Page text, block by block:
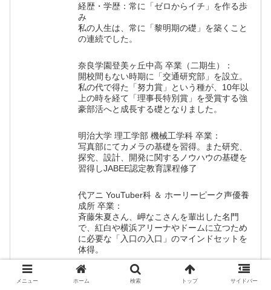
経歴・学歴：常に「ゼロからイチ」を作る歩
み
私の人生は、常に「黎明期の礎」を築くこと
の連続でした。
奈良学園登美ヶ丘中高 卒業（二期生）：
開校間もない時期に「交通研究部」を設立。
私の代で得た「努力賞」という種が、10年以
上の時を経て「理事長特別賞」を受賞する強
豪部活へと成長する礎となりました。
明治大学 理工学部 機械工学科 卒業：
写真部にてカメラの基礎を習得。また研究、
探究、設計、開発に関するノウハウの基礎を
習得しJABEE認定教育課程修了
代アニ YouTuber科 ＆ ホーリーピーク声優養
成所 卒業：
斉藤朱夏さん、岬なこさんを輩出した名門
で、紅白や横浜アリーナやドームに立つため
に必要な「入口の入口」のマインドセットを
体得。
「種まき」の軌跡
メニュー ホーム 検索 トップ サイドバー